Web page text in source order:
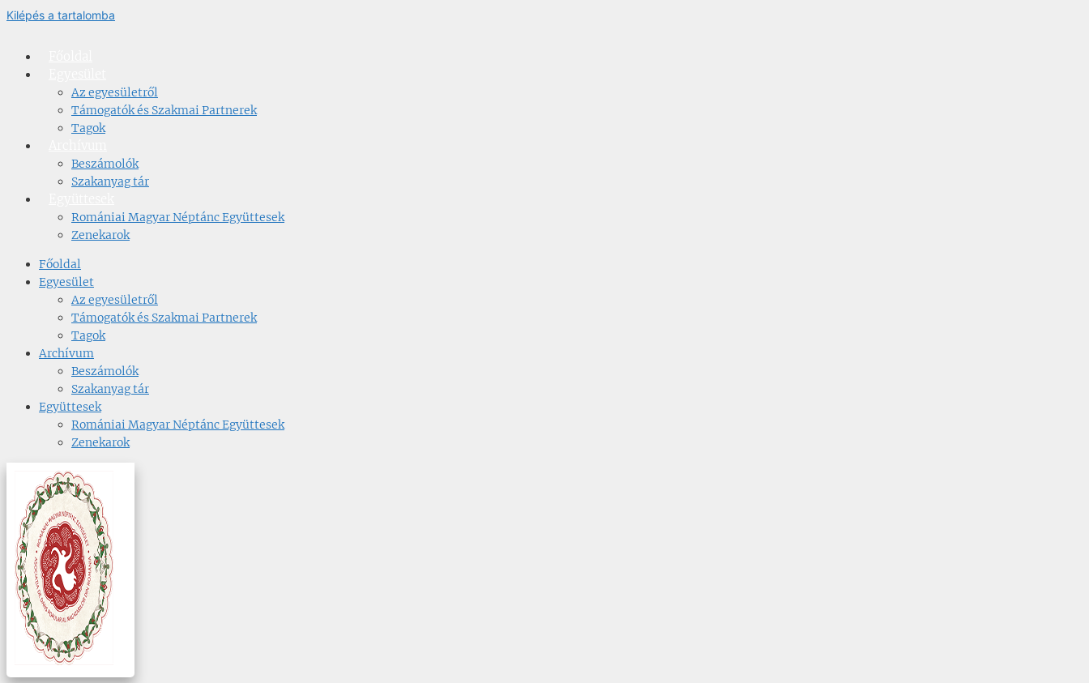
Kilépés a tartalomba
Az egyesületről
Támogatók és Szakmai Partnerek
Tagok
Beszámolók
Szakanyag tár
Romániai Magyar Néptánc Együttesek
Zenekarok
Főoldal
Egyesület
Az egyesületről
Támogatók és Szakmai Partnerek
Tagok
Archívum
Beszámolók
Szakanyag tár
Együttesek
Romániai Magyar Néptánc Együttesek
Zenekarok